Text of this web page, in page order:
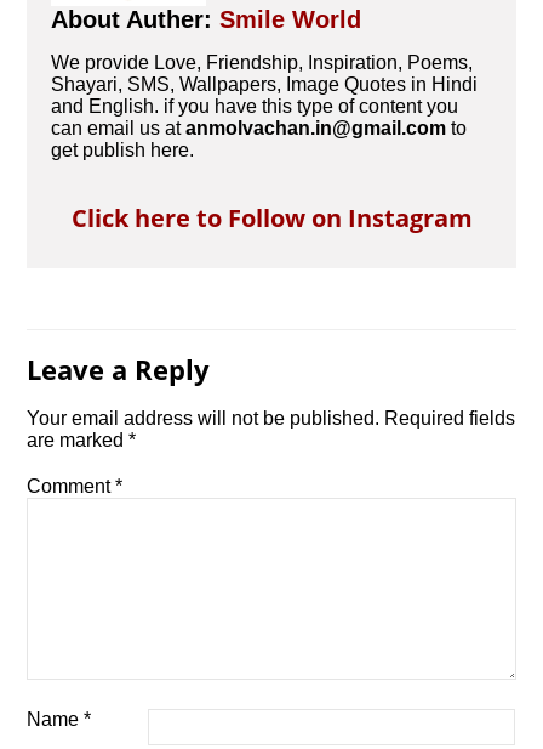
About Auther:Smile World
We provide Love, Friendship, Inspiration, Poems,
Shayari, SMS, Wallpapers, Image Quotes in Hindi
and English. if you have this type of content you
can email us atanmolvachan.in@gmail.com to
get publish here.
Click here to Follow on Instagram
Leave a Reply
Your email address will not be published. Required fields
are marked*
Comment*
Name*